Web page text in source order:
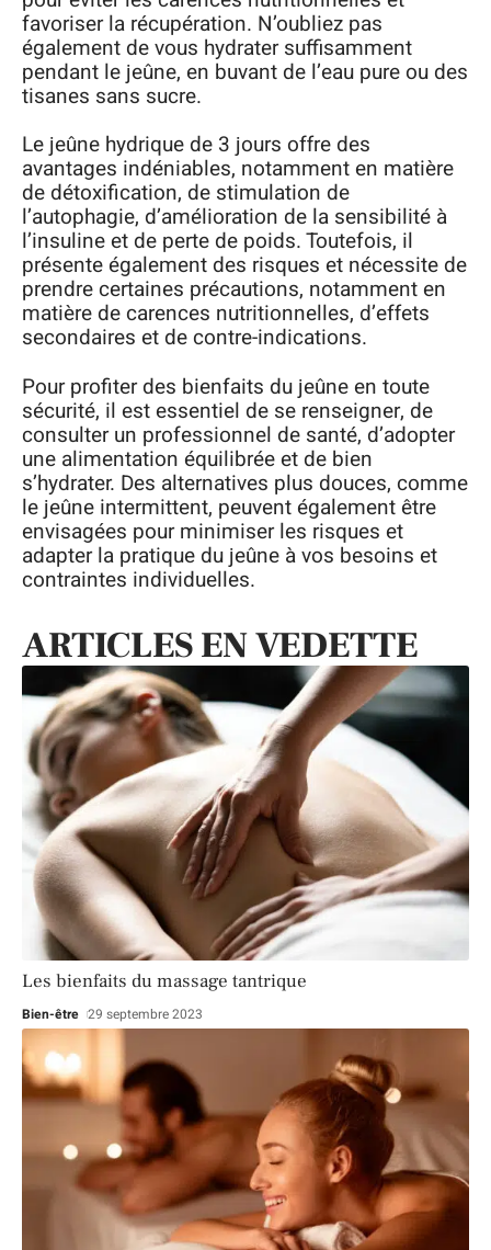
favoriser la récupération. N’oubliez pas
également de vous hydrater suffisamment
pendant le jeûne, en buvant de l’eau pure ou des
tisanes sans sucre.
Le jeûne hydrique de 3 jours offre des
avantages indéniables, notamment en matière
de détoxification, de stimulation de
l’autophagie, d’amélioration de la sensibilité à
l’insuline et de perte de poids. Toutefois, il
présente également des risques et nécessite de
prendre certaines précautions, notamment en
matière de carences nutritionnelles, d’effets
secondaires et de contre-indications.
Pour profiter des bienfaits du jeûne en toute
sécurité, il est essentiel de se renseigner, de
consulter un professionnel de santé, d’adopter
une alimentation équilibrée et de bien
s’hydrater. Des alternatives plus douces, comme
le jeûne intermittent, peuvent également être
envisagées pour minimiser les risques et
adapter la pratique du jeûne à vos besoins et
contraintes individuelles.
ARTICLES EN VEDETTE
Les bienfaits du massage tantrique
Bien-être 29 septembre 2023